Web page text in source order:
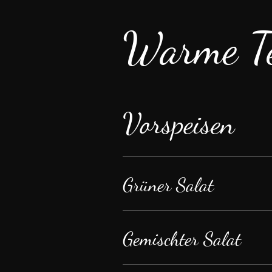
Warme
Vorspeisen
Grüner Salat
Gemischter Salat